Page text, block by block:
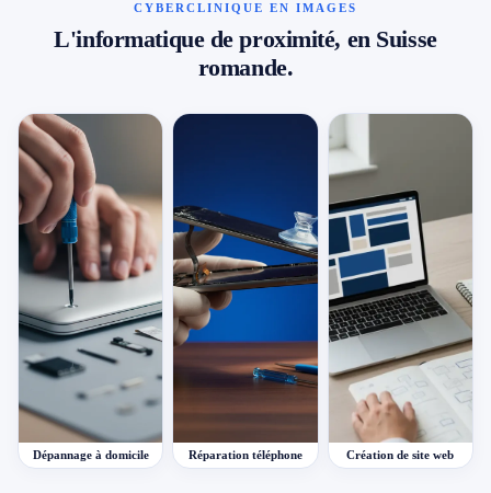
CYBERCLINIQUE EN IMAGES
L'informatique de proximité, en Suisse
romande.
Dépannage à domicile Réparation téléphone Création de site web